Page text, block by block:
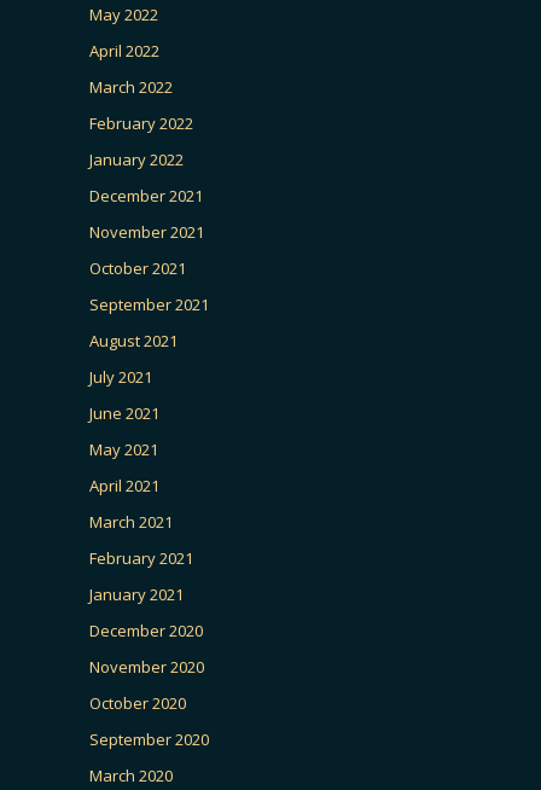
May 2022
April 2022
March 2022
February 2022
January 2022
December 2021
November 2021
October 2021
September 2021
August 2021
July 2021
June 2021
May 2021
April 2021
March 2021
February 2021
January 2021
December 2020
November 2020
October 2020
September 2020
March 2020